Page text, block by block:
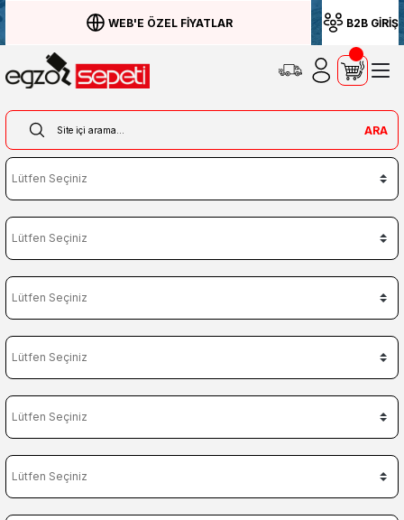
WEB'E ÖZEL FİYATLAR B2B GİRİŞ
ARA